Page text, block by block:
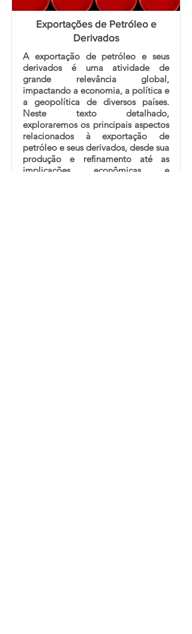
Exportações de Petróleo e
Derivados
A exportação de petróleo e seus
derivados é uma atividade de
grande relevância global,
impactando a economia, a política e
a geopolítica de diversos países.
Neste texto detalhado,
exploraremos os principais aspectos
relacionados à exportação de
petróleo e seus derivados, desde sua
produção e refinamento até as
implicações econômicas e